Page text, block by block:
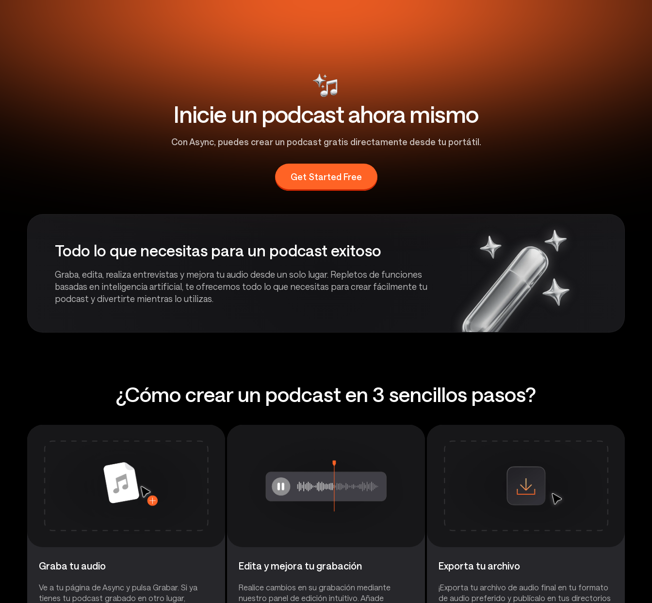
Inicie un podcast ahora mismo
Con Async, puedes crear un podcast gratis directamente desde tu portátil.
Get Started Free
Todo lo que necesitas para un podcast exitoso
Graba, edita, realiza entrevistas y mejora tu audio desde un solo lugar. Repletos de funciones
basadas en inteligencia artificial, te ofrecemos todo lo que necesitas para crear fácilmente tu
podcast y divertirte mientras lo utilizas.
¿Cómo crear un podcast en 3 sencillos pasos?
Graba tu audio
Ve a tu página de Async y pulsa Grabar. Si ya
tienes tu podcast grabado en otro lugar,
Edita y mejora tu grabación
Realice cambios en su grabación mediante
nuestro panel de edición intuitivo. Añade
Exporta tu archivo
¡Exporta tu archivo de audio final en tu formato
de audio preferido y publícalo en tus directorios